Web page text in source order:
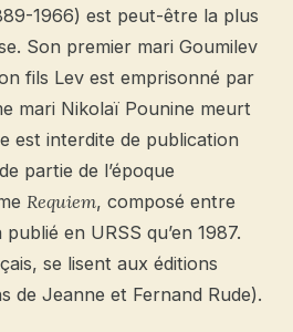
1966) est peut-être la plus
Son premier mari Goumilev
fils Lev est emprisonné par
mari Nikolaï Pounine meurt
est interdite de publication
partie de l’époque
Requiem, composé entre
en URSS qu’en 1987.
se lisent aux éditions
de Jeanne et Fernand Rude).